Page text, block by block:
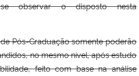
se observar o disposto nesta
Pós-Graduação somente poderão
no mesmo nível, após estudo
feito com base na análise